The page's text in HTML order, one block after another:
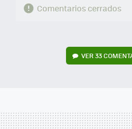
Comentarios cerrados
VER33